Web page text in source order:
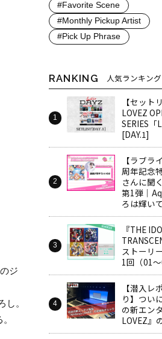
ジ
。
#Favorite Scene
#Monthly Pickup Artist
#Pick Up Phrase
RANKING 人気ランキング
【セット
LOVEZ
SERIES「
[DAY.1]
【ラブラ
周年記念
さんに聞
第1弾｜
ろは輝い
『THE
ストーリ
1回（01～
【潜入レ
り】つい
の新エン
LOVEZ』